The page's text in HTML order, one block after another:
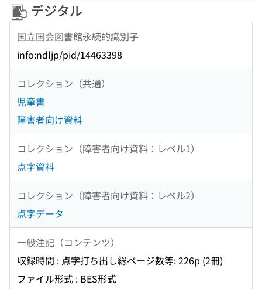
デジタル
国立国会図書館永続的識別子
info:ndljp/pid/14463398
コレクション（共通）
児童書
障害者向け資料
コレクション（障害者向け資料：レベル1）
点字資料
コレクション（障害者向け資料：レベル2）
点字データ
一般注記（コンテンツ）
収録時間 : 点字打ち出し総ページ数等: 226p (2冊)
ファイル形式 : BES形式